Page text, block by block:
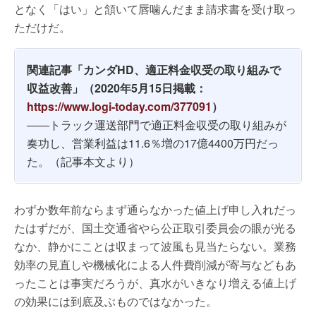
となく「はい」と頷いて唇噛んだまま請求書を受け取っ
ただけだ。
関連記事「カンダHD、適正料金収受の取り組みで
収益改善」（2020年5月15日掲載：
https://www.logi-today.com/377091 ）
――トラック運送部門で適正料金収受の取り組みが
奏功し、営業利益は11.6％増の17億4400万円だっ
た。（記事本文より）
わずか数年前ならまず通らなかった値上げ申し入れだっ
たはずだが、国土交通省やら公正取引委員会の眼が光る
なか、静かにことは収まって波風も見当たらない。業務
効率の見直しや機械化による人件費削減が寄与などもあ
ったことは事実だろうが、真水がいきなり増える値上げ
の効果には到底及ぶものではなかった。